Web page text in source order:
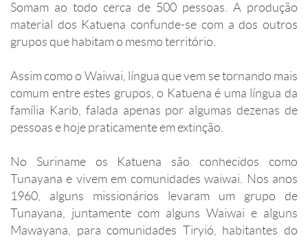
Somam ao todo cerca de 500 pessoas. A produção
material dos Katuena confunde-se com a dos outros
grupos que habitam o mesmo território.
Assim como o Waiwai, língua que vem se tornando mais
comum entre estes grupos, o Katuena é uma língua da
família Karib, falada apenas por algumas dezenas de
pessoas e hoje praticamente em extinção.
No Suriname os Katuena são conhecidos como
Tunayana e vivem em comunidades waiwai. Nos anos
1960, alguns missionários levaram um grupo de
Tunayana, juntamente com alguns Waiwai e alguns
Mawayana, para comunidades Tiryió, habitantes do